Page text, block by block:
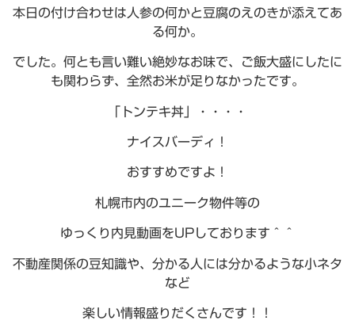
本日の付け合わせは人参の何かと豆腐のえのきが添えてあ
る何か。
でした。何とも言い難い絶妙なお味で、ご飯大盛にしたに
も関わらず、全然お米が足りなかったです。
「トンテキ丼」・・・・
ナイスバーディ！
おすすめですよ！
札幌市内のユニーク物件等の
ゆっくり内見動画をUPしております＾＾
不動産関係の豆知識や、分かる人には分かるような小ネタ
など
楽しい情報盛りだくさんです！！